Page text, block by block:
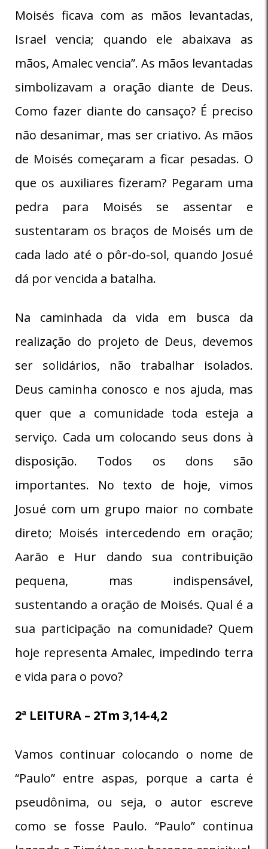
Moisés ficava com as mãos levantadas,
Israel vencia; quando ele abaixava as
mãos, Amalec vencia”. As mãos levantadas
simbolizavam a oração diante de Deus.
Como fazer diante do cansaço? É preciso
não desanimar, mas ser criativo. As mãos
de Moisés começaram a ficar pesadas. O
que os auxiliares fizeram? Pegaram uma
pedra para Moisés se assentar e
sustentaram os braços de Moisés um de
cada lado até o pôr-do-sol, quando Josué
dá por vencida a batalha.
Na caminhada da vida em busca da
realização do projeto de Deus, devemos
ser solidários, não trabalhar isolados.
Deus caminha conosco e nos ajuda, mas
quer que a comunidade toda esteja a
serviço. Cada um colocando seus dons à
disposição. Todos os dons são
importantes. No texto de hoje, vimos
Josué com um grupo maior no combate
direto; Moisés intercedendo em oração;
Aarão e Hur dando sua contribuição
pequena, mas indispensável,
sustentando a oração de Moisés. Qual é a
sua participação na comunidade? Quem
hoje representa Amalec, impedindo terra
e vida para o povo?
2ª LEITURA – 2Tm 3,14-4,2
Vamos continuar colocando o nome de
“Paulo” entre aspas, porque a carta é
pseudônima, ou seja, o autor escreve
como se fosse Paulo. “Paulo” continua